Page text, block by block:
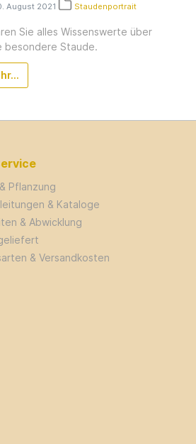
August 2021 Staudenportrait
Sie alles Wissenswerte über
besondere Staude.
Pflanzung
& Kataloge
& Abwicklung
& Versandkosten